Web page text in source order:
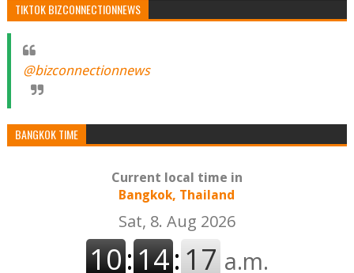
TIKTOK BIZCONNECTIONNEWS
@bizconnectionnews
BANGKOK TIME
Current local time in
Bangkok, Thailand